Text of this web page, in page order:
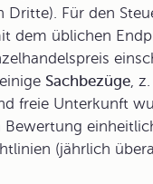
Dritte). Für den
dem üblichen
Sachbezüge,
freie Unterkunft
Bewertung
(jährlich